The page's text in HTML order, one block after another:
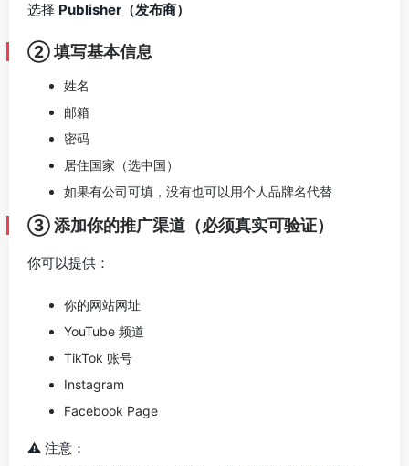
选择 Publisher（发布商）
② 填写基本信息
姓名
邮箱
密码
居住国家（选中国）
如果有公司可填，没有也可以用个人品牌名代替
③ 添加你的推广渠道（必须真实可验证）
你可以提供：
你的网站网址
YouTube 频道
TikTok 账号
Instagram
Facebook Page
⚠️ 注意：